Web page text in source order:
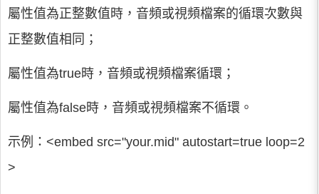
屬性值為正整數值時，音頻或視頻檔案的循環次數與
正整數值相同；
屬性值為true時，音頻或視頻檔案循環；
屬性值為false時，音頻或視頻檔案不循環。
示例：<embed src="your.mid" autostart=true loop=2
>